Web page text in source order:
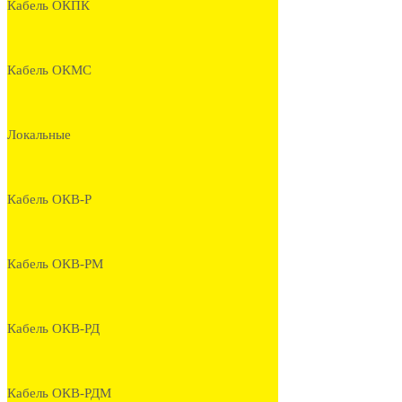
Кабель ОКПК
Кабель ОКМС
Локальные
Кабель ОКВ-Р
Кабель ОКВ-РМ
Кабель ОКВ-РД
Кабель ОКВ-РДМ